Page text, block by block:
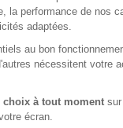
Qui sommes-
Nos Services Santé
Devenir adhérent